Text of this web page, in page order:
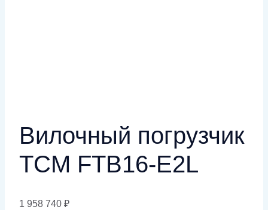
Вилочный погрузчик
TCM FTB16-E2L
1 958 740 ₽